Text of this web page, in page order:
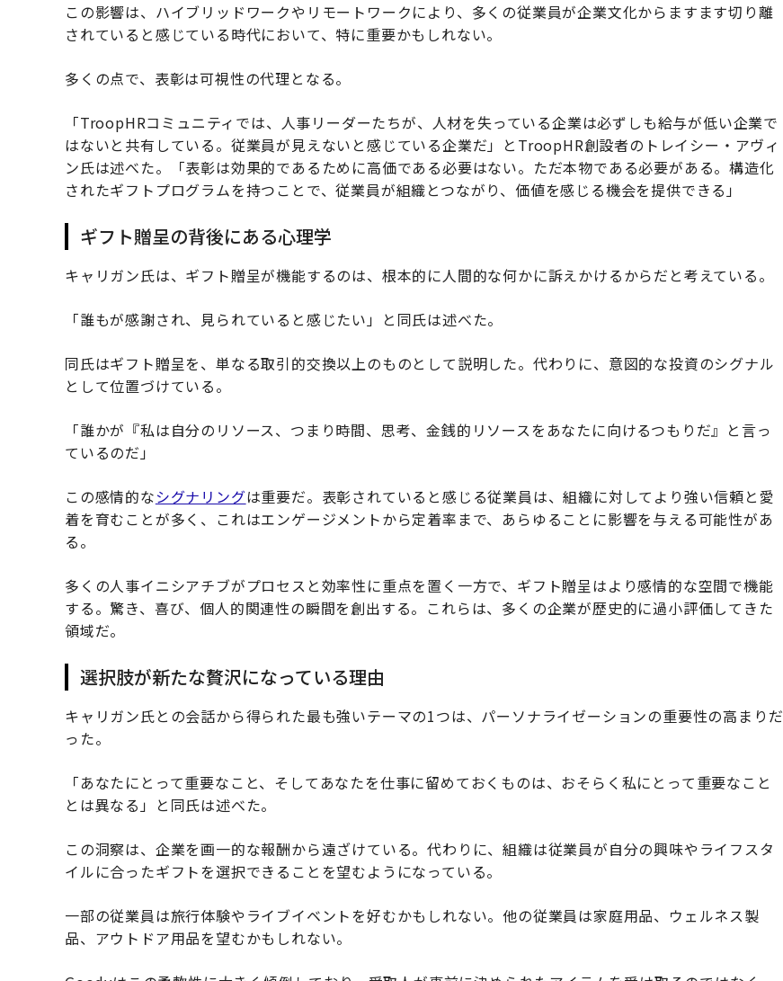
この影響は、ハイブリッドワークやリモートワークにより、多くの従業員が企業文化からますます切り離
されていると感じている時代において、特に重要かもしれない。
多くの点で、表彰は可視性の代理となる。
「TroopHRコミュニティでは、人事リーダーたちが、人材を失っている企業は必ずしも給与が低い企業で
はないと共有している。従業員が見えないと感じている企業だ」とTroopHR創設者のトレイシー・アヴィ
ン氏は述べた。「表彰は効果的であるために高価である必要はない。ただ本物である必要がある。構造化
されたギフトプログラムを持つことで、従業員が組織とつながり、価値を感じる機会を提供できる」
ギフト贈呈の背後にある心理学
キャリガン氏は、ギフト贈呈が機能するのは、根本的に人間的な何かに訴えかけるからだと考えている。
「誰もが感謝され、見られていると感じたい」と同氏は述べた。
同氏はギフト贈呈を、単なる取引的交換以上のものとして説明した。代わりに、意図的な投資のシグナル
として位置づけている。
「誰かが『私は自分のリソース、つまり時間、思考、金銭的リソースをあなたに向けるつもりだ』と言っ
ているのだ」
この感情的なシグナリングは重要だ。表彰されていると感じる従業員は、組織に対してより強い信頼と愛
着を育むことが多く、これはエンゲージメントから定着率まで、あらゆることに影響を与える可能性があ
る。
多くの人事イニシアチブがプロセスと効率性に重点を置く一方で、ギフト贈呈はより感情的な空間で機能
する。驚き、喜び、個人的関連性の瞬間を創出する。これらは、多くの企業が歴史的に過小評価してきた
領域だ。
選択肢が新たな贅沢になっている理由
キャリガン氏との会話から得られた最も強いテーマの1つは、パーソナライゼーションの重要性の高まりだ
った。
「あなたにとって重要なこと、そしてあなたを仕事に留めておくものは、おそらく私にとって重要なこと
とは異なる」と同氏は述べた。
この洞察は、企業を画一的な報酬から遠ざけている。代わりに、組織は従業員が自分の興味やライフスタ
イルに合ったギフトを選択できることを望むようになっている。
一部の従業員は旅行体験やライブイベントを好むかもしれない。他の従業員は家庭用品、ウェルネス製
品、アウトドア用品を望むかもしれない。